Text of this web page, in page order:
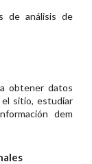
de análisis de
obtener datos
el sitio, estudiar
dem